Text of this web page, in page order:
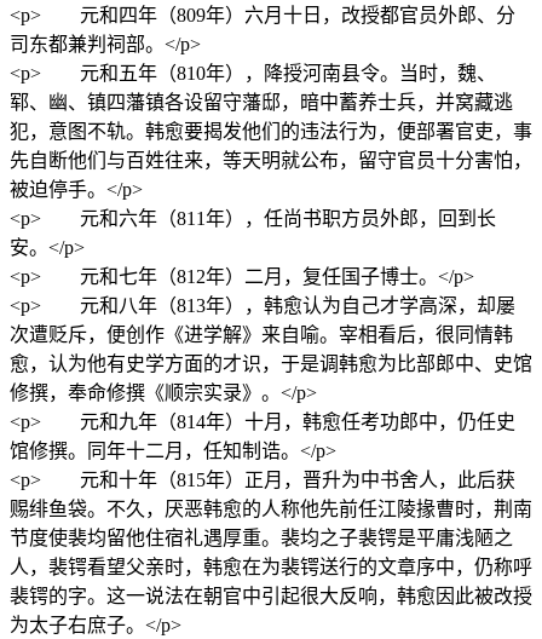
<p> 元和四年（809年）六月十日，改授都官员外郎、分
司东都兼判祠部。</p>
<p> 元和五年（810年），降授河南县令。当时，魏、
郓、幽、镇四藩镇各设留守藩邸，暗中蓄养士兵，并窝藏逃
犯，意图不轨。韩愈要揭发他们的违法行为，便部署官吏，事
先自断他们与百姓往来，等天明就公布，留守官员十分害怕，
被迫停手。</p>
<p> 元和六年（811年），任尚书职方员外郎，回到长
安。</p>
<p> 元和七年（812年）二月，复任国子博士。</p>
<p> 元和八年（813年），韩愈认为自己才学高深，却屡
次遭贬斥，便创作《进学解》来自喻。宰相看后，很同情韩
愈，认为他有史学方面的才识，于是调韩愈为比部郎中、史馆
修撰，奉命修撰《顺宗实录》。</p>
<p> 元和九年（814年）十月，韩愈任考功郎中，仍任史
馆修撰。同年十二月，任知制诰。</p>
<p> 元和十年（815年）正月，晋升为中书舍人，此后获
赐绯鱼袋。不久，厌恶韩愈的人称他先前任江陵掾曹时，荆南
节度使裴均留他住宿礼遇厚重。裴均之子裴锷是平庸浅陋之
人，裴锷看望父亲时，韩愈在为裴锷送行的文章序中，仍称呼
裴锷的字。这一说法在朝官中引起很大反响，韩愈因此被改授
为太子右庶子。</p>